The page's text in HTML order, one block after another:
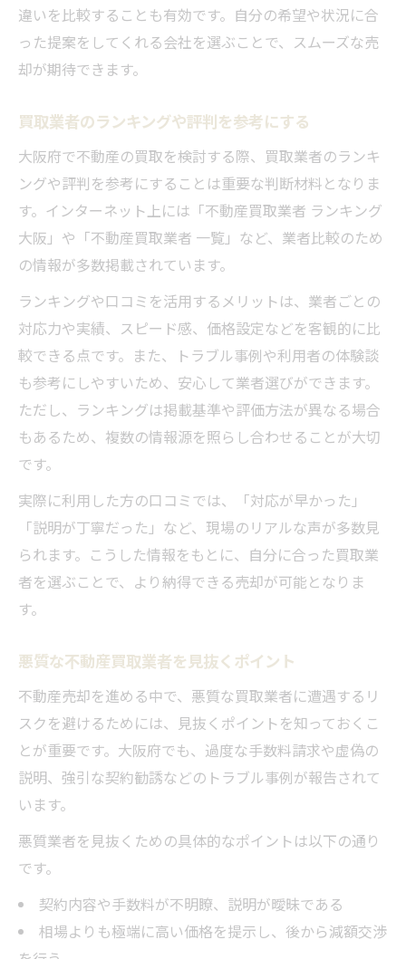
違いを比較することも有効です。自分の希望や状況に合
った提案をしてくれる会社を選ぶことで、スムーズな売
却が期待できます。
買取業者のランキングや評判を参考にする
大阪府で不動産の買取を検討する際、買取業者のランキ
ングや評判を参考にすることは重要な判断材料となりま
す。インターネット上には「不動産買取業者 ランキング
大阪」や「不動産買取業者 一覧」など、業者比較のため
の情報が多数掲載されています。
ランキングや口コミを活用するメリットは、業者ごとの
対応力や実績、スピード感、価格設定などを客観的に比
較できる点です。また、トラブル事例や利用者の体験談
も参考にしやすいため、安心して業者選びができます。
ただし、ランキングは掲載基準や評価方法が異なる場合
もあるため、複数の情報源を照らし合わせることが大切
です。
実際に利用した方の口コミでは、「対応が早かった」
「説明が丁寧だった」など、現場のリアルな声が多数見
られます。こうした情報をもとに、自分に合った買取業
者を選ぶことで、より納得できる売却が可能となりま
す。
悪質な不動産買取業者を見抜くポイント
不動産売却を進める中で、悪質な買取業者に遭遇するリ
スクを避けるためには、見抜くポイントを知っておくこ
とが重要です。大阪府でも、過度な手数料請求や虚偽の
説明、強引な契約勧誘などのトラブル事例が報告されて
います。
悪質業者を見抜くための具体的なポイントは以下の通り
です。
契約内容や手数料が不明瞭、説明が曖昧である
相場よりも極端に高い価格を提示し、後から減額交渉